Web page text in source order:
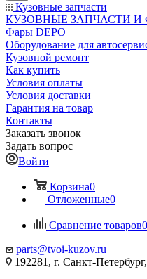
Кузовные запчасти
КУЗОВНЫЕ ЗАПЧАСТИ И
Фары DEPO
Оборудование для
Кузовной ремонт
Как купить
Условия оплаты
Условия доставки
Гарантия на товар
Контакты
Заказать звонок
Задать вопрос
Войти
Корзина0
Отложенные0
Сравнение товаров0
parts@tvoi-kuzov.ru
192281, г. Санкт-